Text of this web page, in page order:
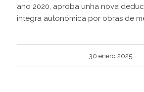
ano 2020, aproba unha nova
integra autonómica por obras de
30 enero 2025